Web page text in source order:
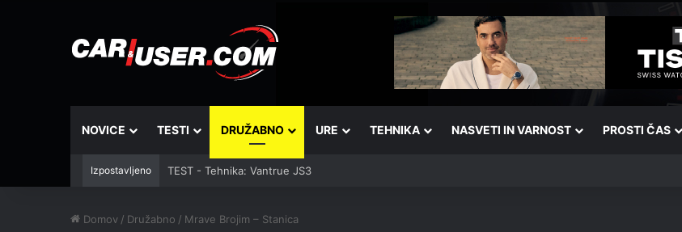
NOVICE TESTI DRUŽABNO URE TEHNIKA NASVETI IN VARNOST PROSTI ČAS
Izpostavljeno TEST - Tehnika: Vantrue JS3
Domov / Družabno / Mrave Brojim – Stanica